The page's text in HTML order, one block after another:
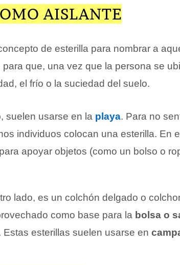
AISLANTE
de esterilla para nombrar a
que, una vez que la persona se
el frío o la suciedad del suelo.
suelen usarse en la playa. Para no
individuos colocan una esterilla. En
apoyar objetos (como un bolso o
lado, es un colchón delgado o
como base para la bolsa o
esterillas suelen usarse en